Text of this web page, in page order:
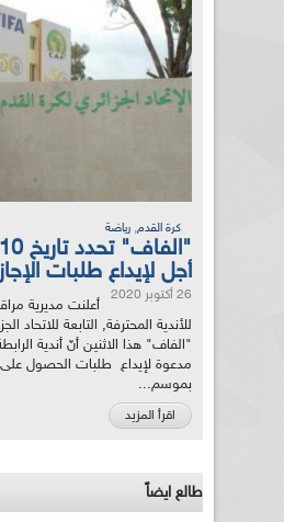
كرة القدم, رياضة
أجل لإيداع طلبات
26 أكتوبر 2020
أعلنت مديرية
للأندية المحترفة, التابعة للاتحاد
"الفاف" هذا الاثنين أنّ أندية
مدعوة لإيداع طلبات الحصول على
بموسم...
اقرأ المزيد
طالع ايضاً